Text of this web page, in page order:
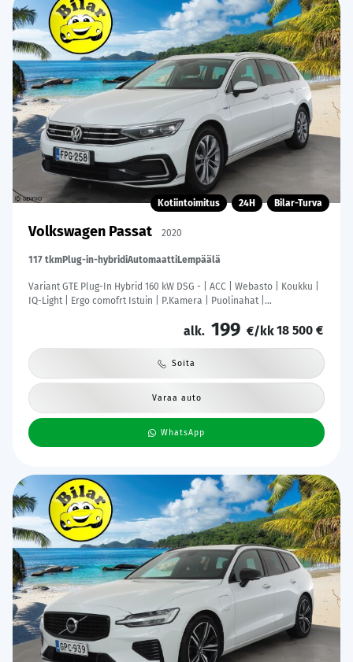
Kotiintoimitus 24H Bilar-Turva
Volkswagen Passat 2020
117 tkmPlug-in-hybridiAutomaattiLempäälä
Variant GTE Plug-In Hybrid 160 kW DSG - | ACC | Webasto | Koukku |
IQ-Light | Ergo comofrt Istuin | P.Kamera | Puolinahat |
alk. 199 €/kk18 500 €
Soita
Varaa auto
WhatsApp